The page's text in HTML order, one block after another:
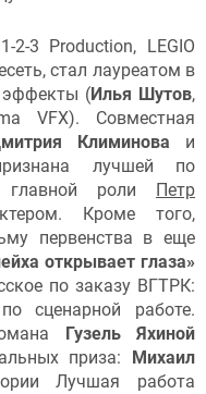
2-3 Production, LEGIO
стал лауреатом в
эффекты (Илья Шутов,
VFX). Совместная
Климинова и
лучшей по
главной роли Петр
Кроме того,
первенства в еще
открывает глаза»
по заказу ВГТРК:
сценарной работе.
Гузель Яхиной
приза: Михаил
Лучшая работа